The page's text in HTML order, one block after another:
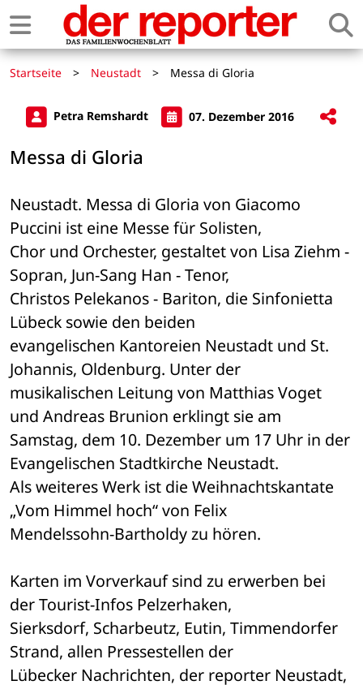
Startseite > Neustadt > Messa di Gloria
Petra Remshardt 07. Dezember 2016
Messa di Gloria
Neustadt. Messa di Gloria von Giacomo
Puccini ist eine Messe für Solisten,
Chor und Orchester, gestaltet von Lisa Ziehm -
Sopran, Jun-Sang Han - Tenor,
Christos Pelekanos - Bariton, die Sinfonietta
Lübeck sowie den beiden
evangelischen Kantoreien Neustadt und St.
Johannis, Oldenburg. Unter der
musikalischen Leitung von Matthias Voget
und Andreas Brunion erklingt sie am
Samstag, dem 10. Dezember um 17 Uhr in der
Evangelischen Stadtkirche Neustadt.
Als weiteres Werk ist die Weihnachtskantate
„Vom Himmel hoch“ von Felix
Mendelssohn-Bartholdy zu hören.
Karten im Vorverkauf sind zu erwerben bei
der Tourist-Infos Pelzerhaken,
Sierksdorf, Scharbeutz, Eutin, Timmendorfer
Strand, allen Pressestellen der
Lübecker Nachrichten, der reporter Neustadt,